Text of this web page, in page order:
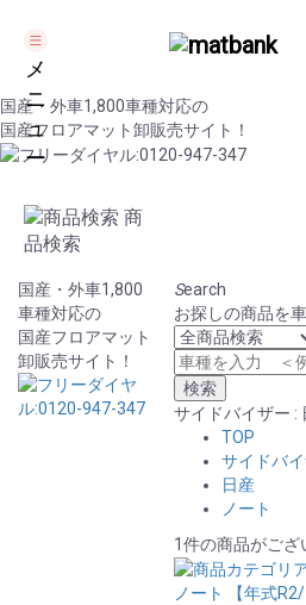
国産・外車1,800車種対応の
国産フロアマット卸販売サイト！
商
品検索
メ
ニ
ュ
ー
国産・外車1,800
車種対応の
国産フロアマット
卸販売サイト！
Search
お探しの商品を
サイドバイザー :
TOP
サイドバ
日産
ノート
1件の商品がござ
ノート 【年式